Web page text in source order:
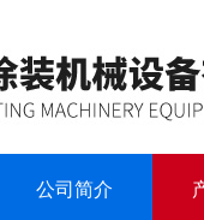
公司简介